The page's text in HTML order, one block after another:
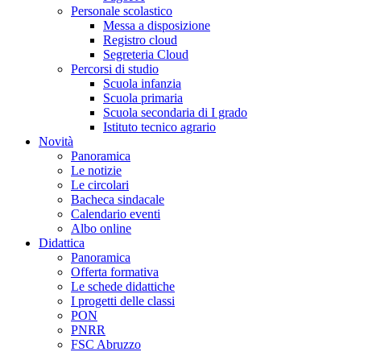
Personale scolastico
Messa a disposizione
Registro cloud
Segreteria Cloud
Percorsi di studio
Scuola infanzia
Scuola primaria
Scuola secondaria di I grado
Istituto tecnico agrario
Novità
Panoramica
Le notizie
Le circolari
Bacheca sindacale
Calendario eventi
Albo online
Didattica
Panoramica
Offerta formativa
Le schede didattiche
I progetti delle classi
PON
PNRR
FSC Abruzzo